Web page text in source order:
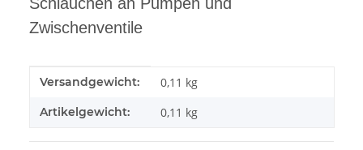
Zwischenventile
Produkteigenschaft
Wert
Versandgewicht: 0,11 kg
Artikelgewicht: 0,11 kg